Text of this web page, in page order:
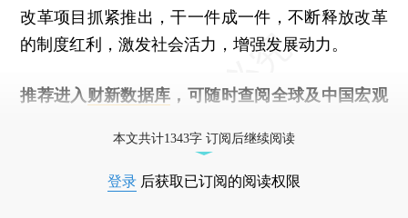
改革项目抓紧推出，干一件成一件，不断释放改革
的制度红利，激发社会活力，增强发展动力。
推荐进入 财新数据库 ，可随时查阅全球及中国宏观
本文共计1343字 订阅后继续阅读
登录 后获取已订阅的阅读权限